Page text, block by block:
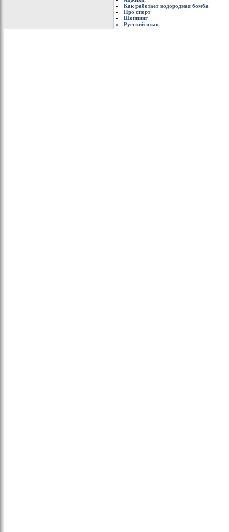
Как работает водородная бомба
Про спорт
Шоппинг
Русский язык